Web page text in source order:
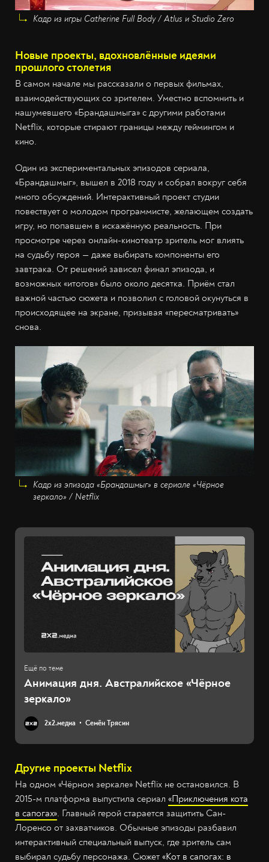
Кадр из игры Catherine Full Body / Atlus и Studio Zero
Новые проекты, вдохновлённые идеями
прошлого столетия
В самом начале мы рассказали о первых фильмах,
взаимодействующих со зрителем. Уместно вспомнить и
нашумевшего «Брандашмыга» с другими работами
Netflix, которые стирают границы между геймингом и
кино.
Один из экспериментальных эпизодов сериала,
«Брандашмыг», вышел в 2018 году и собрал вокруг себя
много обсуждений. Интерактивный проект студии
повествует о молодом программисте, желающем создать
игру, но попавшем в искажённую реальность. При
просмотре через онлайн-кинотеатр зритель мог влиять
на судьбу героя — даже выбирать компоненты его
завтрака. От решений зависел финал эпизода, и
возможных «итогов» было около десятка. Приём стал
важной частью сюжета и позволил с головой окунуться в
происходящее на экране, призывая «пересматривать»
снова.
Кадр из эпизода «Брандашмыг» в сериале «Чёрное
зеркало» / Netflix
Анимация дня. Австралийское «Чёрное
зеркало»
2х2.медиа Семён Трясин
Другие проекты Netflix
На одном «Чёрном зеркале» Netflix не остановился. В
2015-м платформа выпустила сериал «Приключения кота
в сапогах». Главный герой старается защитить Сан-
Лоренсо от захватчиков. Обычные эпизоды разбавил
интерактивный специальный выпуск, где зритель сам
выбирал судьбу персонажа. Сюжет «Кот в сапогах: в